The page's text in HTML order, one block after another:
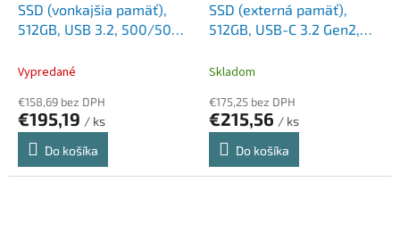
SSD (vonkajšia pamäť),
512GB, USB 3.2, 500/500
Vypredané
€158,69 bez DPH
€195,19 / ks
Do košíka
SSD (externá pamäť),
512GB, USB-C 3.2 Gen2,
SSD", čierna
Skladom
€175,25 bez DPH
€215,56 / ks
Do košíka